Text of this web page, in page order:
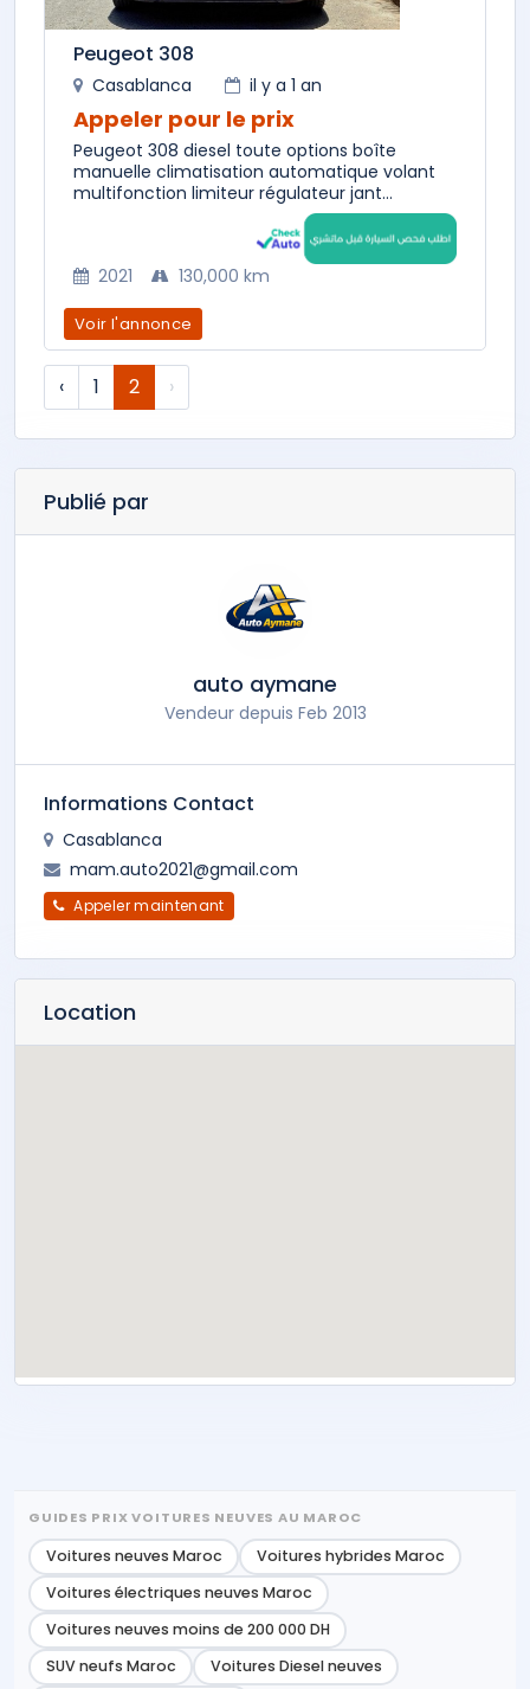
Peugeot 308
Casablanca il y a 1 an
Appeler pour le prix
Peugeot 308 diesel toute options boîte
manuelle climatisation automatique volant
multifonction limiteur régulateur jant...
2021 130,000 km
Voir l'annonce
‹ 1 2 ›
Publié par
auto aymane
Vendeur depuis Feb 2013
Informations Contact
Casablanca
mam.auto2021@gmail.com
Appeler maintenant
Location
GUIDES PRIX VOITURES NEUVES AU MAROC
Voitures neuves Maroc
Voitures hybrides Maroc
Voitures électriques neuves Maroc
Voitures neuves moins de 200 000 DH
SUV neufs Maroc
Voitures Diesel neuves